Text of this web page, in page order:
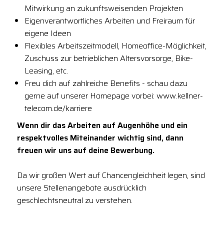
Mitwirkung an zukunftsweisenden Projekten
Eigenverantwortliches Arbeiten und Freiraum für
eigene Ideen
Flexibles Arbeitszeitmodell, Homeoffice-Möglichkeit,
Zuschuss zur betrieblichen Altersvorsorge, Bike-
Leasing, etc.
Freu dich auf zahlreiche Benefits - schau dazu
gerne auf unserer Homepage vorbei: www.kellner-
telecom.de/karriere
Wenn dir das Arbeiten auf Augenhöhe und ein
respektvolles Miteinander wichtig sind, dann
freuen wir uns auf deine Bewerbung.
Da wir großen Wert auf Chancengleichheit legen, sind
unsere Stellenangebote ausdrücklich
geschlechtsneutral zu verstehen.